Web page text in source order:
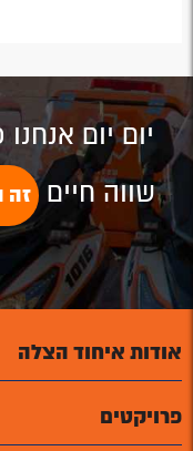
יום יום
שווה חיים זה
אודות איחוד הצלה
פרויקטים